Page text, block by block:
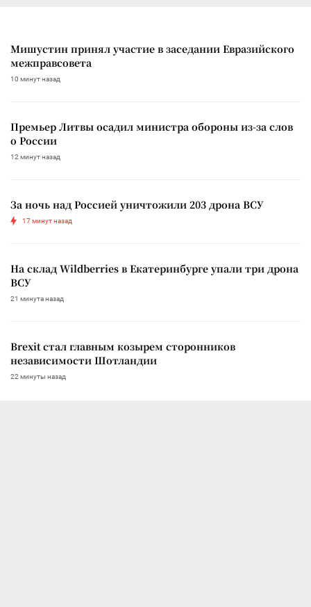
Мишустин принял участие в заседании Евразийского
межправсовета
10 минут назад
Премьер Литвы осадил министра обороны из-за слов
о России
12 минут назад
За ночь над Россией уничтожили 203 дрона ВСУ
17 минут назад
На склад Wildberries в Екатеринбурге упали три дрона
ВСУ
21 минута назад
Brexit стал главным козырем сторонников
независимости Шотландии
22 минуты назад